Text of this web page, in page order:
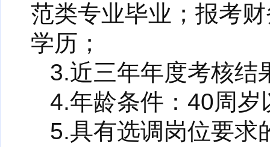
范类专业毕业；报考
学历；
3.近三年年度考核结
4.年龄条件：40周
5.具有选调岗位要求